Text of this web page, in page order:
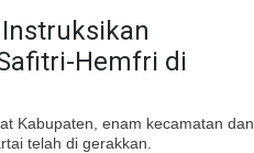
Hemfri di
Kabupaten, enam kecamatan dan
telah di gerakkan.